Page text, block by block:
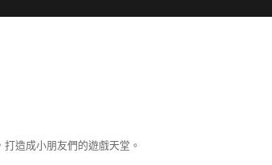
造成小朋友們的遊戲天堂。